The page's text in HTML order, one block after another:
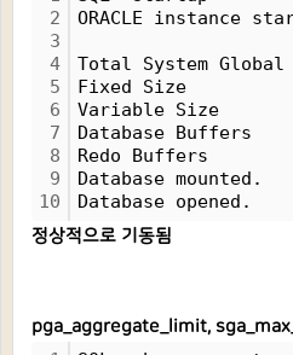
2
3
4
5
6
7
8
9
10
ORACLE instance
Total System Global
Fixed
Variable
Database
Redo
Database mounted.
Database opened.
정상적으로 기동됨
pga_aggregate_limit,